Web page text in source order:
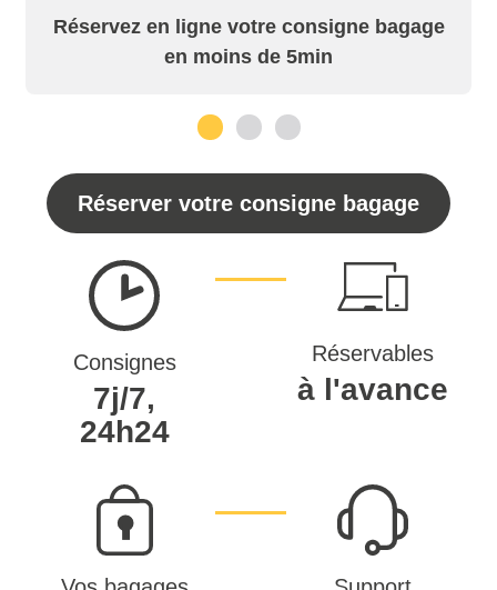
Réservez en ligne votre consigne bagage
en moins de 5min
Réserver votre consigne bagage
Consignes
7j/7,
24h24
Réservables
à l'avance